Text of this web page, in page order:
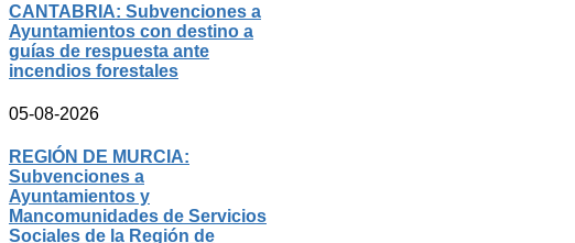
CANTABRIA: Subvenciones a
Ayuntamientos con destino a
guías de respuesta ante
incendios forestales
05-08-2026
REGIÓN DE MURCIA:
Subvenciones a
Ayuntamientos y
Mancomunidades de Servicios
Sociales de la Región de